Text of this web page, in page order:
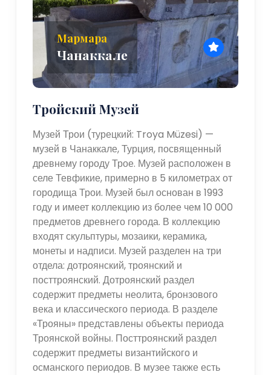
Мармара
Чанаккале
Тройский Музей
Музей Трои (турецкий: Troya Müzesi) —
музей в Чанаккале, Турция, посвященный
древнему городу Трое. Музей расположен в
селе Тевфикие, примерно в 5 километрах от
городища Трои. Музей был основан в 1993
году и имеет коллекцию из более чем 10 000
предметов древнего города. В коллекцию
входят скульптуры, мозаики, керамика,
монеты и надписи. Музей разделен на три
отдела: дотроянский, троянский и
посттроянский. Дотроянский раздел
содержит предметы неолита, бронзового
века и классического периода. В разделе
«Трояны» представлены объекты периода
Троянской войны. Посттроянский раздел
содержит предметы византийского и
османского периодов. В музее также есть